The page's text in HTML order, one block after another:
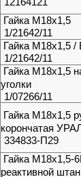
Гайка М18х1,5
1/21642/11
Гайка М18х1,5 /
1/21642/11
Гайка М18х1,5
уголки
1/07266/11
Гайка М18х1,5
корончатая
334833-П29
Гайка М18х1,5-
реактивной